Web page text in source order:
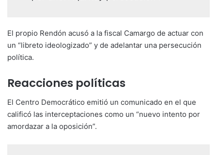
El propio Rendón acusó a la fiscal Camargo de actuar con
un “libreto ideologizado” y de adelantar una persecución
política.
Reacciones políticas
El Centro Democrático emitió un comunicado en el que
calificó las interceptaciones como un “nuevo intento por
amordazar a la oposición”.